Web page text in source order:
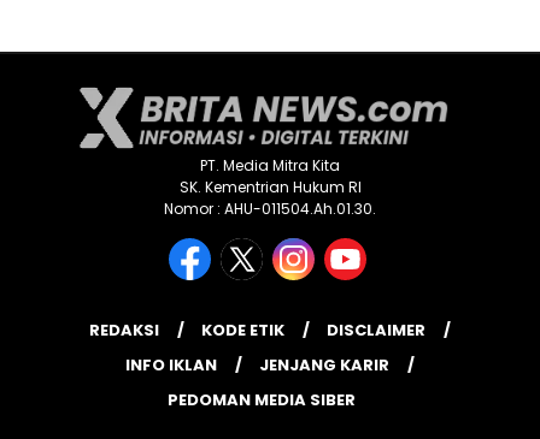
PT. Media Mitra Kita
SK. Kementrian Hukum RI
Nomor : AHU-011504.Ah.01.30.
REDAKSI KODE ETIK
DISCLAIMER
INFO IKLAN
JENJANG KARIR
PEDOMAN MEDIA SIBER